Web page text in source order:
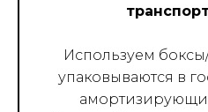
Используем
упаковываются в